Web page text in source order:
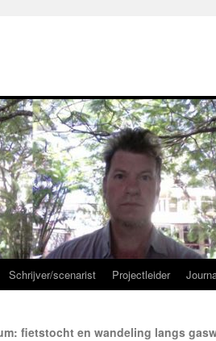
Schrijver/scenarist Projectleider
fietstocht en wandeling langs